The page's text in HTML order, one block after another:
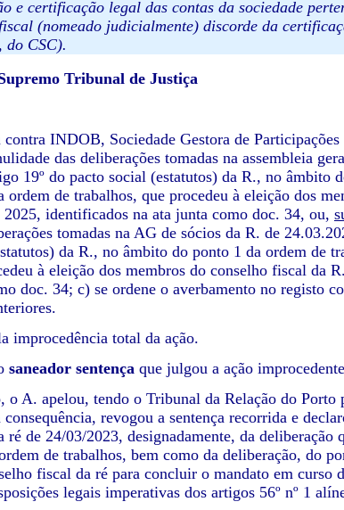
e certificação legal das contas da sociedade
(nomeado judicialmente) discorde da
do CSC).
Tribunal de Justiça
INDOB, Sociedade Gestora de
das deliberações tomadas na assembleia
19º do pacto social (estatutos) da R., no âmbito
ordem de trabalhos, que procedeu à eleição dos
identificados na ata junta como doc. 34, ou,
tomadas na AG de sócios da R. de
da R., no âmbito do ponto 1 da ordem de
à eleição dos membros do conselho fiscal da
doc. 34; c) se ordene o averbamento no registo
improcedência total da ação.
saneador sentença que julgou a ação
o A. apelou, tendo o Tribunal da Relação do Porto
revogou a sentença recorrida e
ré de 24/03/2023, designadamente, da
de trabalhos, bem como da deliberação, do
fiscal da ré para concluir o mandato em
legais imperativas dos artigos 56º nº 1